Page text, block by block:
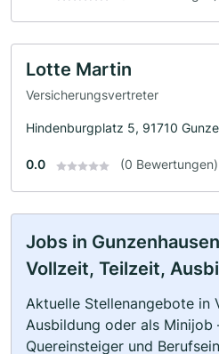
Lotte Martin
Versicherungsvertreter
Hindenburgplatz 5, 91710
0.0 (0 Bewertungen)
Jobs in
Vollzeit, Teilzeit,
Aktuelle Stellenangebote in
Ausbildung oder als Minijob
Quereinsteiger und